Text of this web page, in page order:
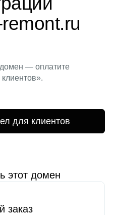
— оплатите
для клиентов
этот домен
заказ